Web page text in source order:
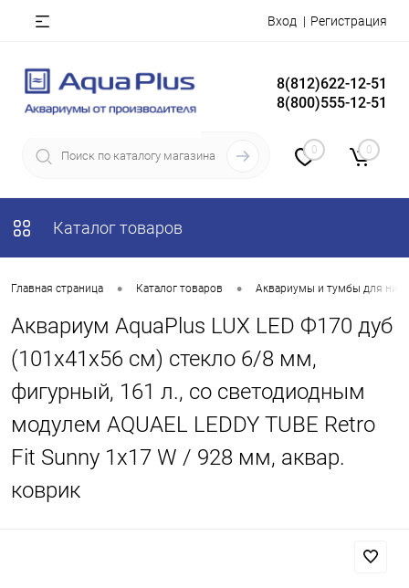
Вход Регистрация
8(812)622-12-51
8(800)555-12-51
0 0
Каталог товаров
Главная страница • Каталог товаров • Аквариумы и тумбы для них
Аквариум AquaPlus LUX LED Ф170 дуб
(101х41х56 см) стекло 6/8 мм,
фигурный, 161 л., со светодиодным
модулем AQUAEL LEDDY TUBE Retro
Fit Sunny 1х17 W / 928 мм, аквар.
коврик